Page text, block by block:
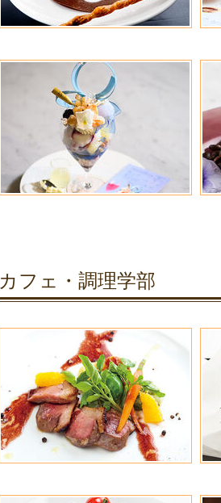
カフェ・調理学部